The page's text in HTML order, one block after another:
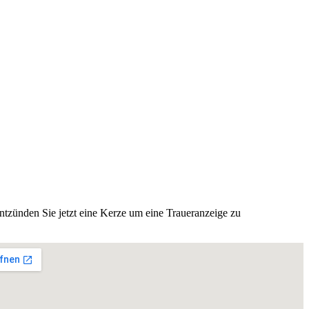
Sie jetzt eine Kerze um eine Traueranzeige zu